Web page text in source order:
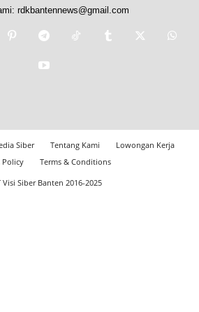
rdkbantennews@gmail.com
Siber Tentang Kami
Lowongan Kerja
Policy
Terms & Conditions
Visi Siber Banten 2016-2025